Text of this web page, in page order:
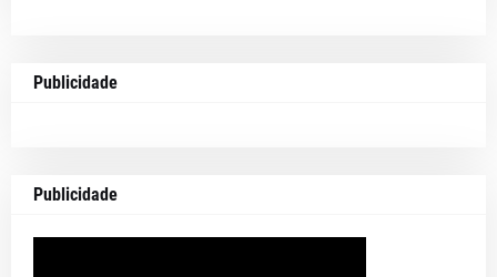
Publicidade
Publicidade